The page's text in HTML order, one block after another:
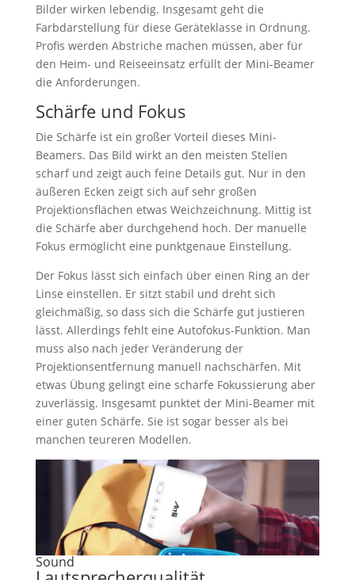
Bilder wirken lebendig. Insgesamt geht die
Farbdarstellung für diese Geräteklasse in Ordnung.
Profis werden Abstriche machen müssen, aber für
den Heim- und Reiseeinsatz erfüllt der Mini-Beamer
die Anforderungen.
Schärfe und Fokus
Die Schärfe ist ein großer Vorteil dieses Mini-
Beamers. Das Bild wirkt an den meisten Stellen
scharf und zeigt auch feine Details gut. Nur in den
äußeren Ecken zeigt sich auf sehr großen
Projektionsflächen etwas Weichzeichnung. Mittig ist
die Schärfe aber durchgehend hoch. Der manuelle
Fokus ermöglicht eine punktgenaue Einstellung.
Der Fokus lässt sich einfach über einen Ring an der
Linse einstellen. Er sitzt stabil und dreht sich
gleichmäßig, so dass sich die Schärfe gut justieren
lässt. Allerdings fehlt eine Autofokus-Funktion. Man
muss also nach jeder Veränderung der
Projektionsentfernung manuell nachschärfen. Mit
etwas Übung gelingt eine scharfe Fokussierung aber
zuverlässig. Insgesamt punktet der Mini-Beamer mit
einer guten Schärfe. Sie ist sogar besser als bei
manchen teureren Modellen.
Sound